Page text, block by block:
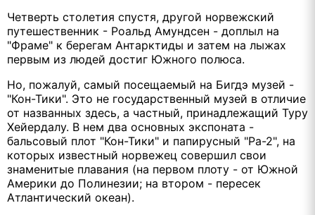
Четверть столетия спустя, другой норвежский
путешественник - Роальд Амундсен - доплыл на
"Фраме" к берегам Антарктиды и затем на лыжах
первым из людей достиг Южного полюса.
Но, пожалуй, самый посещаемый на Бигдэ музей -
"Кон-Тики". Это не государственный музей в отличие
от названных здесь, а частный, принадлежащий Туру
Хейердалу. В нем два основных экспоната -
бальсовый плот "Кон-Тики" и папирусный "Ра-2", на
которых известный норвежец совершил свои
знаменитые плавания (на первом плоту - от Южной
Америки до Полинезии; на втором - пересек
Атлантический океан).